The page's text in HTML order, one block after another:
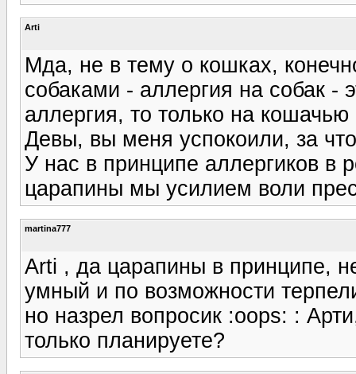
Arti
Мда, не в тему о кошках,
собаками - аллергия на собак
аллергия, то только на
Девы, вы меня успокоили, за
У нас в принципе аллергиков в
царапины мы усилием воли
martina777
Arti , да царапины в принципе,
умный и по возможности
но назрел вопросик :oops: :
только планируете?